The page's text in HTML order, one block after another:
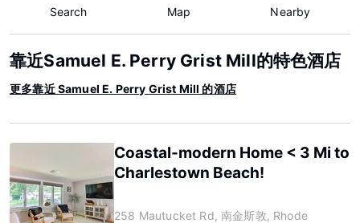
Search Map Nearby
靠近Samuel E. Perry Grist Mill的特色酒店
更多靠近 Samuel E. Perry Grist Mill 的酒店
Coastal-modern Home < 3 Mi to
Charlestown Beach!
258 Mautucket Rd, 南金斯敦, Rhode